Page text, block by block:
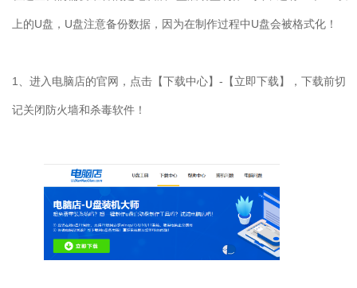
上的U盘， U盘注意备份数据，因为在制作过程中U盘会被格式化！
1、进入电脑店的官网，点击【下载中心】 - 【立即下载】，下载前切
记关闭防火墙和杀毒软件！